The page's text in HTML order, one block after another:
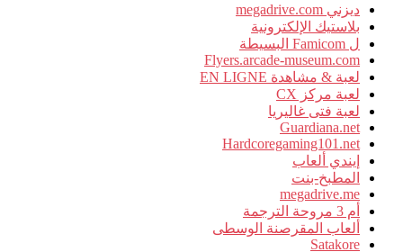
ديزني megadrive.com
بلاستيك الإلكترونية
ل Famicom البسيطة
Flyers.arcade-museum.com
لعبة & مشاهدة EN LIGNE
لعبة مركز CX
لعبة فتى غاليريا
Guardiana.net
Hardcoregaming101.net
إيندي ألعاب
المطبخ-بنت
megadrive.me
أم 3 مروحة الترجمة
ألعاب المقرصنة الوسطى
Satakore